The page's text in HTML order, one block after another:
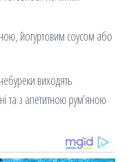
йогуртовим соусом або
виходять
та з апетитною рум’яною